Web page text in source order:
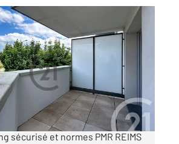
F2 à vendre
€
T2, 50 m² avec double
sécurisé et normes PMR REIMS